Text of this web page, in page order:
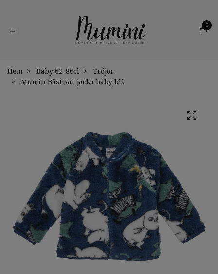
0
Hem Baby 62-86cl
Tröjor
Mumin Bästisar jacka baby blå